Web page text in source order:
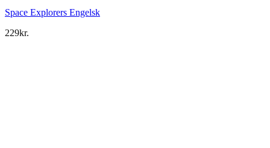
Space Explorers Engelsk
229kr.